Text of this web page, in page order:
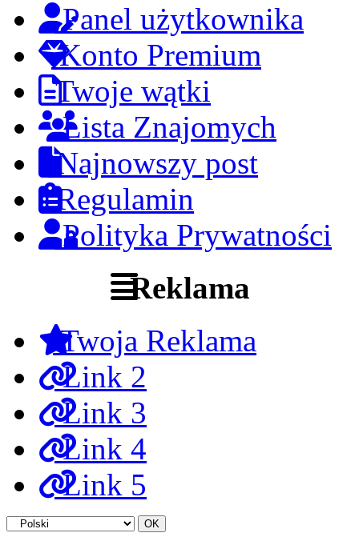
Panel użytkownika
Konto Premium
Twoje wątki
Lista Znajomych
Najnowszy post
Regulamin
Polityka Prywatności
Reklama
Twoja Reklama
Link 2
Link 3
Link 4
Link 5